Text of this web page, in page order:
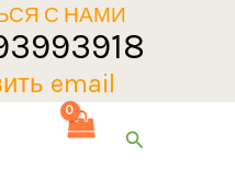
С НАМИ
email
Поиск